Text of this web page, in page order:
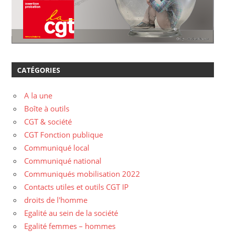
CATÉGORIES
A la une
Boîte à outils
CGT & société
CGT Fonction publique
Communiqué local
Communiqué national
Communiqués mobilisation 2022
Contacts utiles et outils CGT IP
droits de l'homme
Egalité au sein de la société
Egalité femmes – hommes